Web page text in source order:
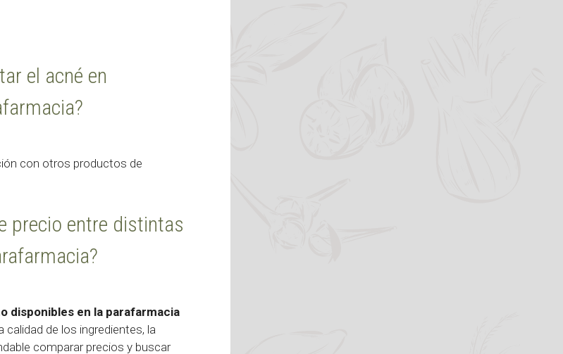
el acné en
con otros productos de
precio entre distintas
disponibles en la parafarmacia
de los ingredientes, la
comparar precios y buscar